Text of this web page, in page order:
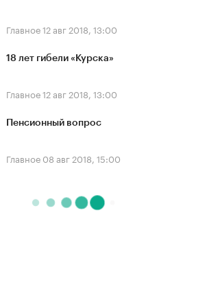
Главное12 авг 2018, 13:00
18 лет гибели «Курска»
Главное12 авг 2018, 13:00
Пенсионный вопрос
Главное 08 авг 2018, 15:00